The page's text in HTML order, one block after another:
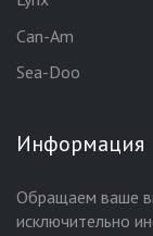
Can-Am
Sea-Doo
Информация
Обращаем ваше
исключительно